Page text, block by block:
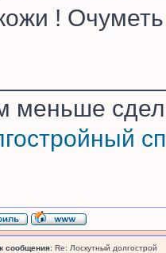
!
меньше
сообщения: Re: Лоскутный долгострой